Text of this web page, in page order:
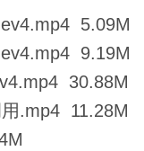
5.09M
9.19M
30.88M
.mp4 11.28M